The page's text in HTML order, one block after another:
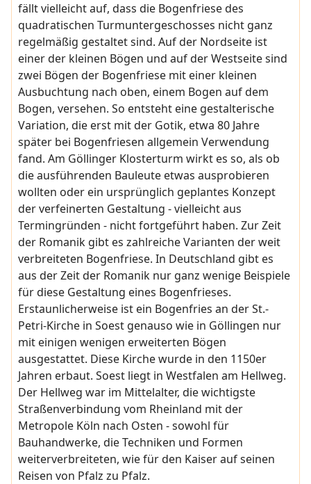
fällt vielleicht auf, dass die Bogenfriese des
quadratischen Turmuntergeschosses nicht ganz
regelmäßig gestaltet sind. Auf der Nordseite ist
einer der kleinen Bögen und auf der Westseite sind
zwei Bögen der Bogenfriese mit einer kleinen
Ausbuchtung nach oben, einem Bogen auf dem
Bogen, versehen. So entsteht eine gestalterische
Variation, die erst mit der Gotik, etwa 80 Jahre
später bei Bogenfriesen allgemein Verwendung
fand. Am Göllinger Klosterturm wirkt es so, als ob
die ausführenden Bauleute etwas ausprobieren
wollten oder ein ursprünglich geplantes Konzept
der verfeinerten Gestaltung - vielleicht aus
Termingründen - nicht fortgeführt haben. Zur Zeit
der Romanik gibt es zahlreiche Varianten der weit
verbreiteten Bogenfriese. In Deutschland gibt es
aus der Zeit der Romanik nur ganz wenige Beispiele
für diese Gestaltung eines Bogenfrieses.
Erstaunlicherweise ist ein Bogenfries an der St.-
Petri-Kirche in Soest genauso wie in Göllingen nur
mit einigen wenigen erweiterten Bögen
ausgestattet. Diese Kirche wurde in den 1150er
Jahren erbaut. Soest liegt in Westfalen am Hellweg.
Der Hellweg war im Mittelalter, die wichtigste
Straßenverbindung vom Rheinland mit der
Metropole Köln nach Osten - sowohl für
Bauhandwerke, die Techniken und Formen
weiterverbreiteten, wie für den Kaiser auf seinen
Reisen von Pfalz zu Pfalz.